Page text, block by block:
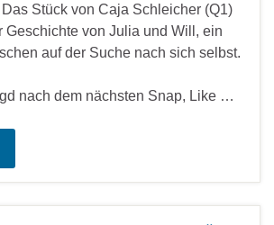
Stück von Caja Schleicher (Q1)
Geschichte von Julia und Will, ein
auf der Suche nach sich selbst.
nach dem nächsten Snap, Like …